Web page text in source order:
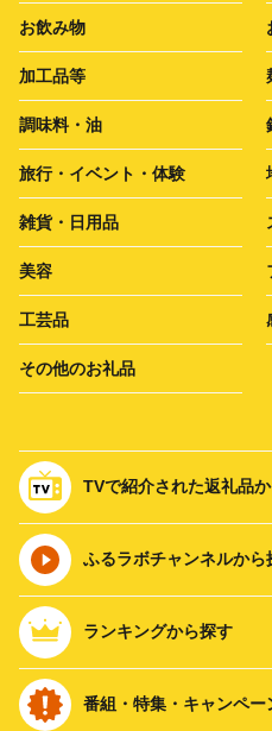
お飲み物
加工品等
調味料・油
旅行・イベント・体験
雑貨・日用品
美容
工芸品
その他のお礼品
TVで紹介された返礼品
ふるラボチャンネルから
ランキングから探す
番組・特集・キャンペー